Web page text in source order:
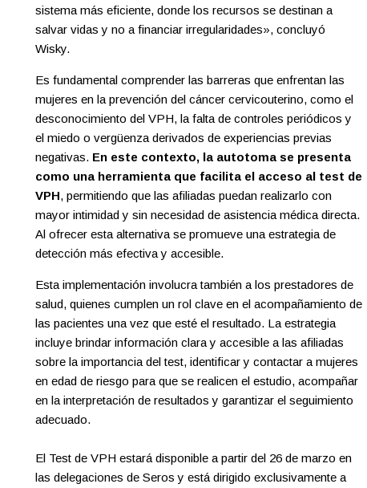
sistema más eficiente, donde los recursos se destinan a
salvar vidas y no a financiar irregularidades», concluyó
Wisky.
Es fundamental comprender las barreras que enfrentan las
mujeres en la prevención del cáncer cervicouterino, como el
desconocimiento del VPH, la falta de controles periódicos y
el miedo o vergüenza derivados de experiencias previas
negativas. En este contexto, la autotoma se presenta
como una herramienta que facilita el acceso al test de
VPH, permitiendo que las afiliadas puedan realizarlo con
mayor intimidad y sin necesidad de asistencia médica directa.
Al ofrecer esta alternativa se promueve una estrategia de
detección más efectiva y accesible.
Esta implementación involucra también a los prestadores de
salud, quienes cumplen un rol clave en el acompañamiento de
las pacientes una vez que esté el resultado. La estrategia
incluye brindar información clara y accesible a las afiliadas
sobre la importancia del test, identificar y contactar a mujeres
en edad de riesgo para que se realicen el estudio, acompañar
en la interpretación de resultados y garantizar el seguimiento
adecuado.
El Test de VPH estará disponible a partir del 26 de marzo en
las delegaciones de Seros y está dirigido exclusivamente a